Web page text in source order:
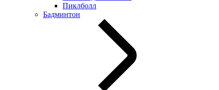
Пиклболл
Бадминтон